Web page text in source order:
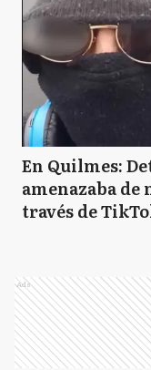
En Quilmes:
amenazaba
través de
Ads